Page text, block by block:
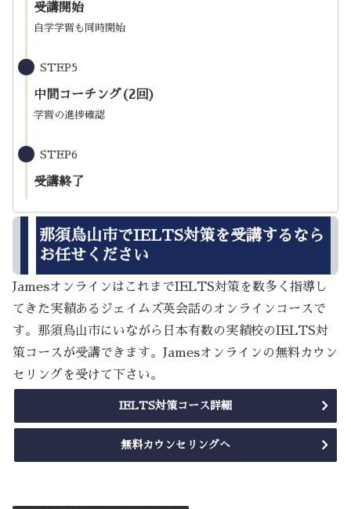
受講開始
自学学習も同時開始
STEP5
中間コーチング(2回)
学習の進捗確認
STEP6
受講終了
那須烏山市でIELTS対策を受講するなら
お任せください
JamesオンラインはこれまでIELTS対策を数多く指導し
てきた実績あるジェイムズ英会話のオンラインコースで
す。那須烏山市にいながら日本有数の実績校のIELTS対
策コースが受講できます。Jamesオンラインの無料カウン
セリングを受けて下さい。
IELTS対策コース詳細
無料カウンセリングへ